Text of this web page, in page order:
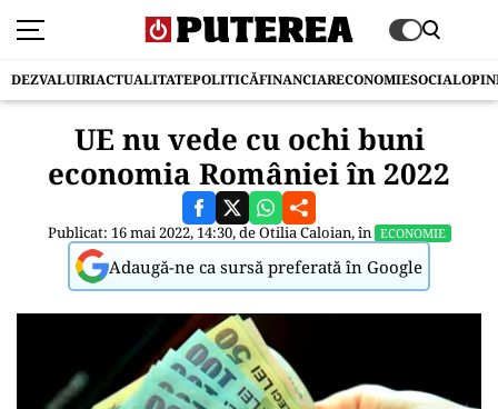
DEZVALUIRIACTUALITATEPOLITICĂFINANCIARECONOMIESOCIAL
UE nu vede cu ochi buni
economia României în 2022
Publicat: 16 mai 2022, 14:30, deOtilia Caloian, în ECONOMIE
Adaugă-ne ca sursă preferată în Google